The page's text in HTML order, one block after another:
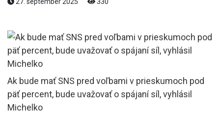
Ak bude mať SNS pred voľbami v prieskumoch pod
päť percent, bude uvažovať o spájaní síl, vyhlásil
Michelko